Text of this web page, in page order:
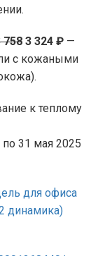
758 3 324 ₽ —
с кожаными
к теплому
по 31 мая 2025
для офиса
динамика)